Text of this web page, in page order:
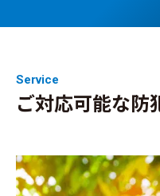
Service
ご対応可能な防